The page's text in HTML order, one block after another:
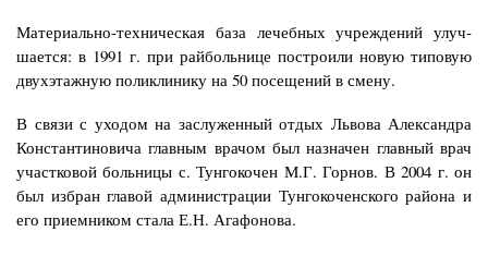
Материально-техническая база лечебных учреждений улуч­
шается: в 1991 г. при райбольнице построили новую типовую
двухэтажную поликлинику на 50 посещений в смену.
В связи с уходом на заслуженный отдых Львова Александра
Константиновича главным врачом был назначен главный врач
участковой больницы с. Тунгокочен М.Г. Горнов. В 2004 г. он
был избран главой администрации Тунгокоченского района и
его приемником стала Е.Н. Агафонова.